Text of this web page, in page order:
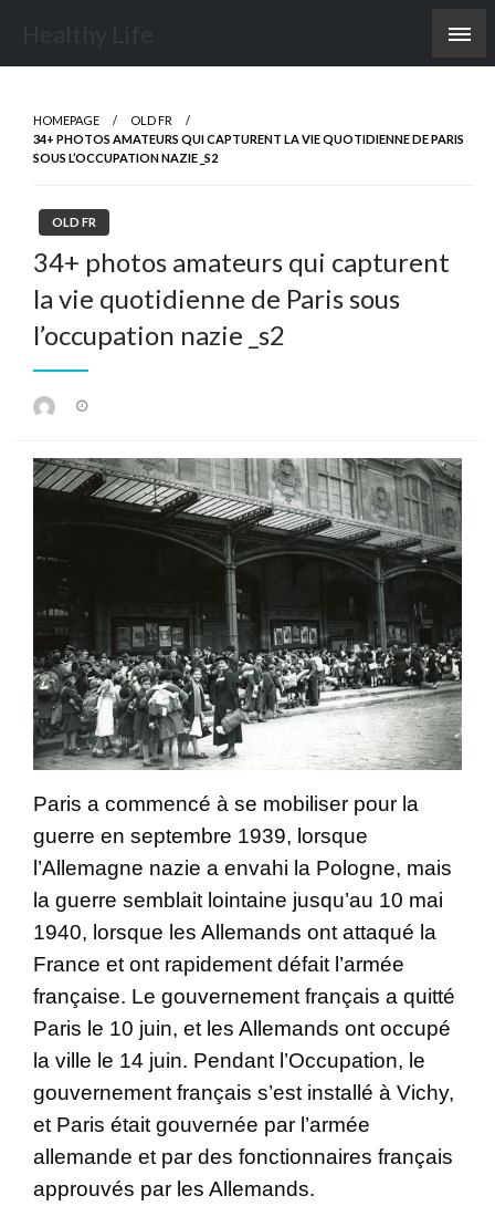
content
HOMEPAGE
OLD FR
34+ PHOTOS AMATEURS QUI CAPTURENT LA VIE QUOTIDIENNE DE PARIS
SOUS L’OCCUPATION NAZIE _S2
OLD FR
34+ photos amateurs qui capturent
la vie quotidienne de Paris sous
l’occupation nazie _s2
Paris a commencé à se mobiliser pour la
guerre en septembre 1939, lorsque
l’Allemagne nazie a envahi la Pologne, mais
la guerre semblait lointaine jusqu’au 10 mai
1940, lorsque les Allemands ont attaqué la
France et ont rapidement défait l’armée
française. Le gouvernement français a quitté
Paris le 10 juin, et les Allemands ont occupé
la ville le 14 juin. Pendant l’Occupation, le
gouvernement français s’est installé à Vichy,
et Paris était gouvernée par l’armée
allemande et par des fonctionnaires français
approuvés par les Allemands.